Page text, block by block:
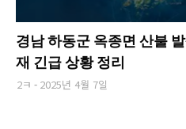
경남 하동군 옥종면 산불
재 긴급 상황 정리
2ㅋ 2025년 4월 7일